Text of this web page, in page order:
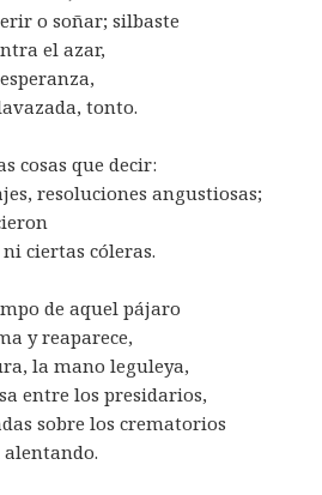
o soñar; silbaste
el azar,
tonto.
cosas que decir:
resoluciones angustiosas;
ciertas cóleras.
de aquel pájaro
y reaparece,
la mano leguleya,
entre los presidarios,
sobre los crematorios